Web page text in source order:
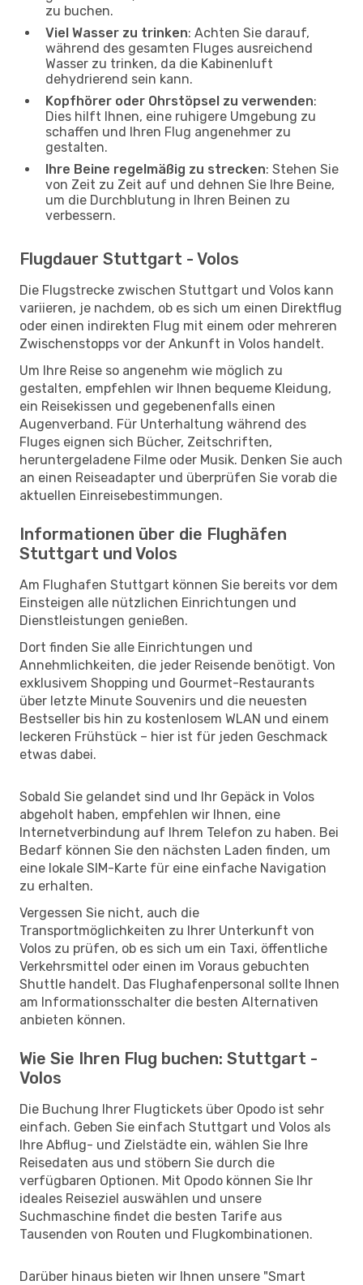
zu buchen.
Viel Wasser zu trinken: Achten Sie darauf,
während des gesamten Fluges ausreichend
Wasser zu trinken, da die Kabinenluft
dehydrierend sein kann.
Kopfhörer oder Ohrstöpsel zu verwenden:
Dies hilft Ihnen, eine ruhigere Umgebung zu
schaffen und Ihren Flug angenehmer zu
gestalten.
Ihre Beine regelmäßig zu strecken: Stehen Sie
von Zeit zu Zeit auf und dehnen Sie Ihre Beine,
um die Durchblutung in Ihren Beinen zu
verbessern.
Flugdauer Stuttgart - Volos
Die Flugstrecke zwischen Stuttgart und Volos kann
variieren, je nachdem, ob es sich um einen Direktflug
oder einen indirekten Flug mit einem oder mehreren
Zwischenstopps vor der Ankunft in Volos handelt.
Um Ihre Reise so angenehm wie möglich zu
gestalten, empfehlen wir Ihnen bequeme Kleidung,
ein Reisekissen und gegebenenfalls einen
Augenverband. Für Unterhaltung während des
Fluges eignen sich Bücher, Zeitschriften,
heruntergeladene Filme oder Musik. Denken Sie auch
an einen Reiseadapter und überprüfen Sie vorab die
aktuellen Einreisebestimmungen.
Informationen über die Flughäfen
Stuttgart und Volos
Am Flughafen Stuttgart können Sie bereits vor dem
Einsteigen alle nützlichen Einrichtungen und
Dienstleistungen genießen.
Dort finden Sie alle Einrichtungen und
Annehmlichkeiten, die jeder Reisende benötigt. Von
exklusivem Shopping und Gourmet-Restaurants
über letzte Minute Souvenirs und die neuesten
Bestseller bis hin zu kostenlosem WLAN und einem
leckeren Frühstück – hier ist für jeden Geschmack
etwas dabei.
Sobald Sie gelandet sind und Ihr Gepäck in Volos
abgeholt haben, empfehlen wir Ihnen, eine
Internetverbindung auf Ihrem Telefon zu haben. Bei
Bedarf können Sie den nächsten Laden finden, um
eine lokale SIM-Karte für eine einfache Navigation
zu erhalten.
Vergessen Sie nicht, auch die
Transportmöglichkeiten zu Ihrer Unterkunft von
Volos zu prüfen, ob es sich um ein Taxi, öffentliche
Verkehrsmittel oder einen im Voraus gebuchten
Shuttle handelt. Das Flughafenpersonal sollte Ihnen
am Informationsschalter die besten Alternativen
anbieten können.
Wie Sie Ihren Flug buchen: Stuttgart -
Volos
Die Buchung Ihrer Flugtickets über Opodo ist sehr
einfach. Geben Sie einfach Stuttgart und Volos als
Ihre Abflug- und Zielstädte ein, wählen Sie Ihre
Reisedaten aus und stöbern Sie durch die
verfügbaren Optionen. Mit Opodo können Sie Ihr
ideales Reiseziel auswählen und unsere
Suchmaschine findet die besten Tarife aus
Tausenden von Routen und Flugkombinationen.
Darüber hinaus bieten wir Ihnen unsere "Smart